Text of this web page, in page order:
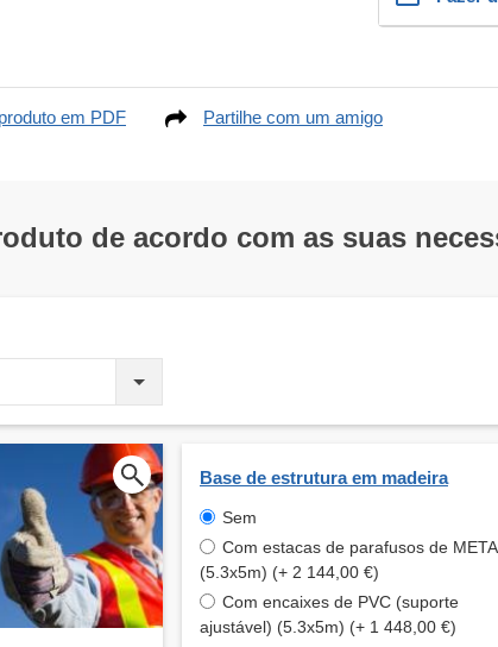
em PDF Partilhe com um amigo
de acordo com as suas
Base de estrutura em madeira
Sem
Com estacas de parafusos de
(5.3x5m) (+ 2 144,00 €)
Com encaixes de PVC (suporte
ajustável) (5.3x5m) (+ 1 448,00 €)